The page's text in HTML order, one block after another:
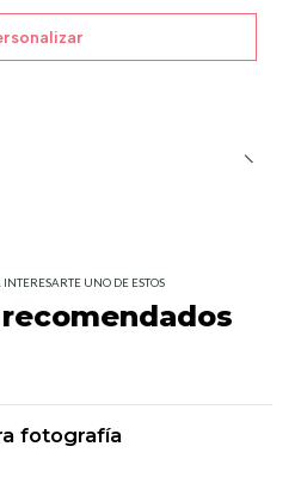
UNO DE ESTOS
fotografía